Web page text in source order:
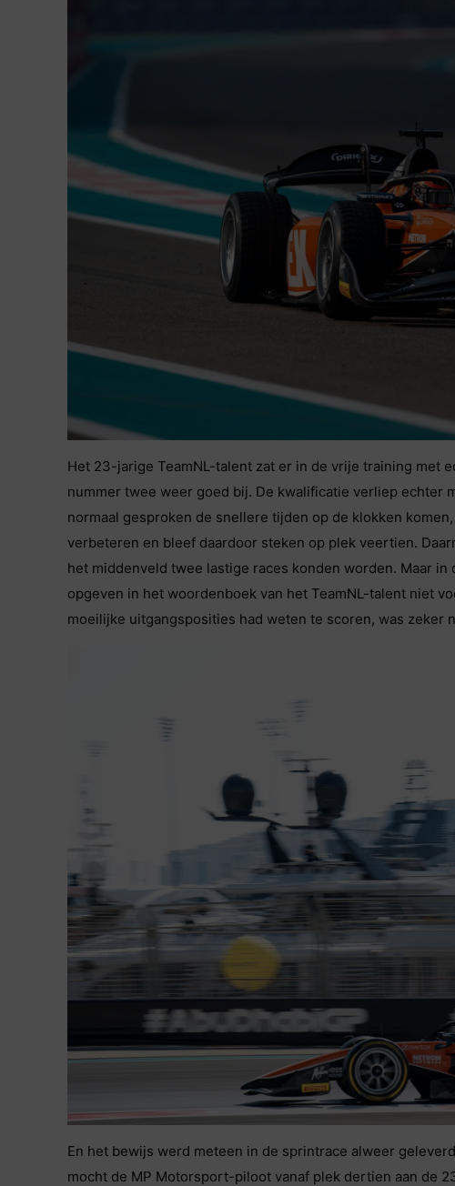
Het 23-jarige TeamNL-talent zat er in de vrije training met
nummer twee weer goed bij. De kwalificatie verliep echter
normaal gesproken de snellere tijden op de klokken
verbeteren en bleef daardoor steken op plek veertien.
het middenveld twee lastige races konden worden. Maar
opgeven in het woordenboek van het TeamNL-talent niet
moeilijke uitgangsposities had weten te scoren, was zeker
En het bewijs werd meteen in de sprintrace alweer
mocht de MP Motorsport-piloot vanaf plek dertien aan de